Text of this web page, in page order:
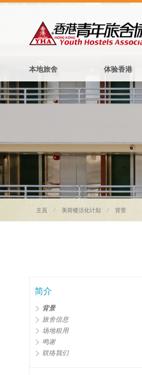
本地旅舍 体验香港
主頁 美荷楼活化计划 背景
简介
背景
旅舍信息
场地租用
鸣谢
联络我们